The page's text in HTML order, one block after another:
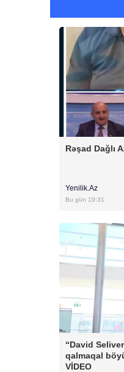
Rəşad Dağlı
Yenilik.Az
Bu gün 19:31
“David
qalmaqal
VİDEO